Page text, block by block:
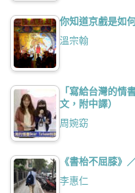
你知道京戲是如
溫宗翰
「寫給台灣的情
文，附中譯）
周婉窈
《書枱不屈膝》
李惠仁